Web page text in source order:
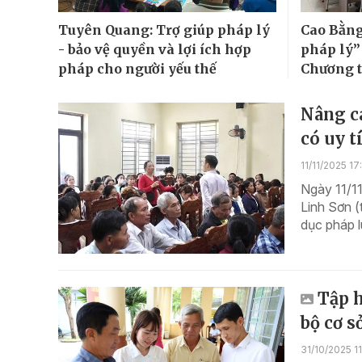
Tuyên Quang: Trợ giúp pháp lý
- bảo vệ quyền và lợi ích hợp
pháp cho người yếu thế
Cao
pháp
Chương
Nâng
có uy
11/11/2025
Ngày 11/
Linh Sơn
dục pháp
Tập
bộ cơ
31/10/2025